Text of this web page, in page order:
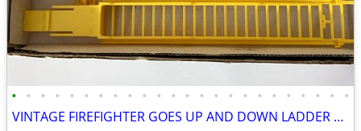
• • • • • • • • • • • • • • • • • • • • • • • •
VINTAGE FIREFIGHTER GOES UP AND DOWN LADDER MAN TOY BATTERY OPERATED